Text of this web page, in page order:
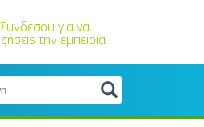
Συνδέσου για να
ζήσεις την εμπειρία